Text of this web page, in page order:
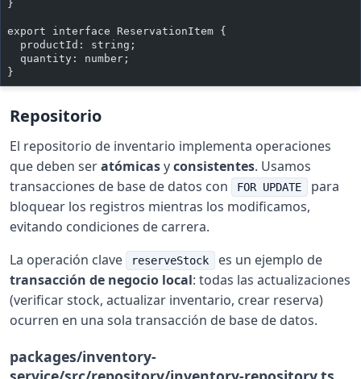
}
export interface ReservationItem {
  productId: string;
  quantity: number;
}
Repositorio
El repositorio de inventario implementa operaciones
que deben seratómicasyconsistentes. Usamos
transacciones de base de datos con
FOR UPDATE
para
bloquear los registros mientras los modificamos,
evitando condiciones de carrera.
La operación clave
reserveStock
es un ejemplo de
transacción de negocio local: todas las actualizaciones
(verificar stock, actualizar inventario, crear reserva)
ocurren en una sola transacción de base de datos.
packages/inventory-